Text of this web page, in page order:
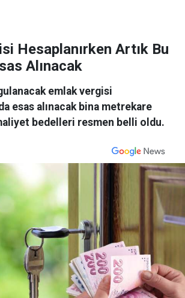
Hesaplanırken Artık Bu
Alınacak
emlak vergisi
esas alınacak bina metrekare
bedelleri resmen belli oldu.